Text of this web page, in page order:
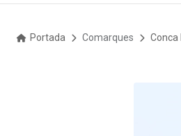
Portada Comarques Conca